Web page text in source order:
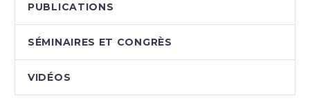
PUBLICATIONS
SÉMINAIRES ET CONGRÈS
VIDÉOS